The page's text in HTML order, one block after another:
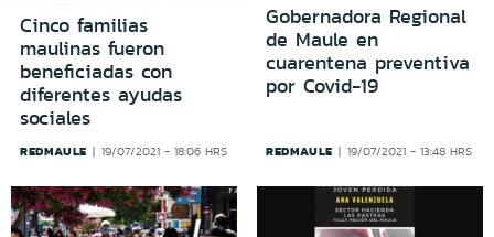
Cinco familias
maulinas fueron
beneficiadas con
diferentes ayudas
sociales
REDMAULE 19/07/2021 - 18:06 HRS
Gobernadora Regional
de Maule en
cuarentena preventiva
por Covid-19
REDMAULE 19/07/2021 - 13:48 HRS